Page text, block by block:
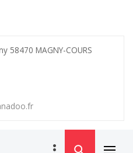
58470 MAGNY-COURS